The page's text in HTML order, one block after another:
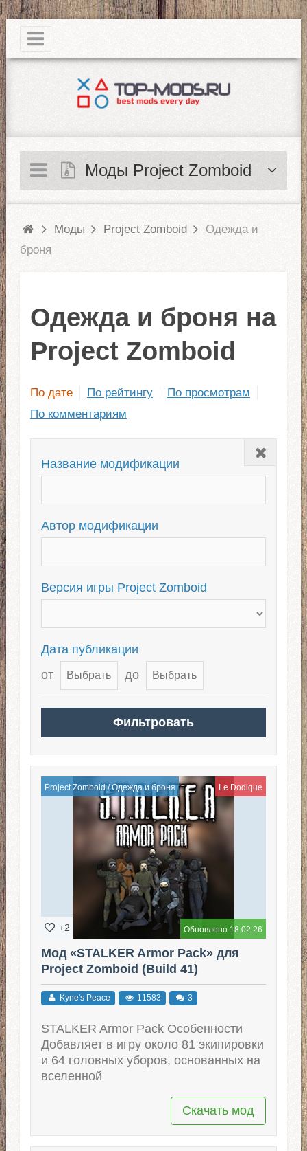
|
Моды Project Zomboid
Моды Project Zomboid
Одежда и
броня
Одежда и броня на
Project Zomboid
По дате По рейтингу
По просмотрам
По комментариям
Закрыть
Название модификации
Автор модификации
Версия игры Project Zomboid
Дата публикации
от
до
Project Zomboid/Одежда и броня Le Dodique
Обновлено 18.02.26
+2
Мод «STALKER Armor Pack» для
Project Zomboid (Build 41)
Kyne's Peace 11583 3
STALKER Armor Pack Особенности
Добавляет в игру около 81 экипировки
и 64 головных уборов, основанных на
вселенной
Скачать мод